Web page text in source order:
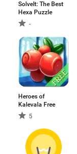
SolveIt: The Best
Hexa Puzzle
-
Heroes of
Kalevala Free
5